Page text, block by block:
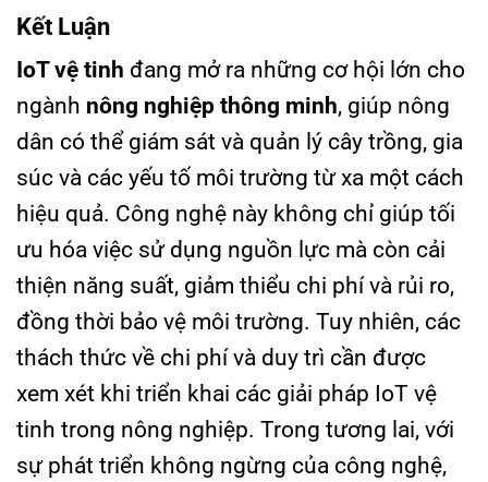
Kết Luận
IoT vệ tinh đang mở ra những cơ hội lớn cho
ngành nông nghiệp thông minh, giúp nông
dân có thể giám sát và quản lý cây trồng, gia
súc và các yếu tố môi trường từ xa một cách
hiệu quả. Công nghệ này không chỉ giúp tối
ưu hóa việc sử dụng nguồn lực mà còn cải
thiện năng suất, giảm thiểu chi phí và rủi ro,
đồng thời bảo vệ môi trường. Tuy nhiên, các
thách thức về chi phí và duy trì cần được
xem xét khi triển khai các giải pháp IoT vệ
tinh trong nông nghiệp. Trong tương lai, với
sự phát triển không ngừng của công nghệ,